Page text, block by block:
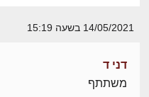
14/05/2021 בשעה 15:19
דני ד
משתתף